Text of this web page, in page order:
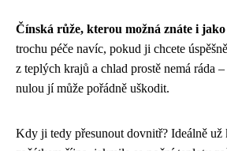
Čínská růže, kterou možná znáte i
trochu péče navíc, pokud ji chcete
z teplých krajů a chlad prostě nemá ráda
nulou jí může pořádně uškodit.
Kdy ji tedy přesunout dovnitř? Ideálně už